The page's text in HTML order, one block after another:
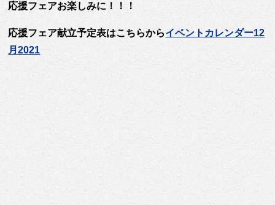
応援フェアお楽しみに！！！
応援フェア献立予定表はこちらからイベントカレンダー12
月2021